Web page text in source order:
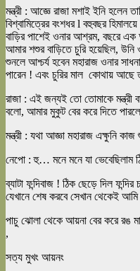
মন্ত্রী : আজ্ঞে রাজা মশাই ইনি হলেন
বিশ্বামিত্রের বংশধর l বহুবছর
বাড়ির পাশেই ওনার আশ্রম, বছরে
আমার শশুর বাড়িতে চুরি হয়েছিল, উনি
শুনলে আশ্চর্য হবেন মহারাজ ওনার
পারেন ! এবং চুরির মাল কোথায় আছে
রাজা : এই জন্যই তো তোমাকে মন্ত্রী
বলো, আমার মুকুট বের করে দিতে
মন্ত্রী : যথা আজ্ঞা মহারাজ এক্ষুনি
নেপো : হু… মনে মনে যা ভেবেছিলাম
ব্যাটা ফন্দিবাজ ! ঠিক ছেড়ে দিল
যেখানে শেষ করবে সেখান থেকেই
পাচু ঝোলা থেকে আয়না বের করে রঙ
,
সত্য মুখং আয়নং